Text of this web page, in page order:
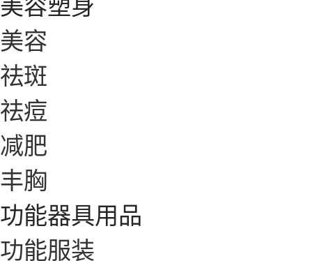
美容
祛斑
祛痘
减肥
丰胸
功能器具用品
功能服装